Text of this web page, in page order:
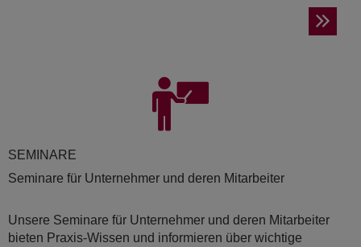
SE­MI­NA­RE
Seminare für Unternehmer und deren Mitarbeiter
Unsere Seminare für Unternehmer und deren Mitarbeiter
bieten Praxis-Wissen und informieren über wichtige